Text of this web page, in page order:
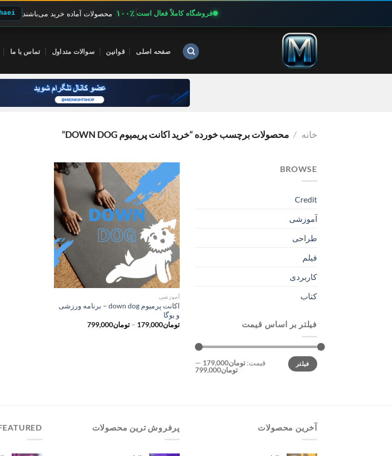
فروشگاه کاملاً فعال است ۱۰۰٪ محصولات آماده خرید می‌باشند
صفحه اصلی قوانین سوالات متداول تماس با ما
خانه / محصولات برچسب خورده “خرید اکانت پریمیوم DOWN DOG”
BROWSE
Credit
آموزشی
طراحی
فیلم
کاربردی
کتاب
فیلتر بر اساس قیمت
حداقل
قیمت
حداکثر
قیمت
فیلتر قیمت: تومان179,000
—
تومان799,000
آموزشی
اکانت پرمیوم down dog – برنامه ورزشی
و یوگا
تومان179,000
– تومان799,000محدوده
آخرین محصولات پرفروش ترین محصولات